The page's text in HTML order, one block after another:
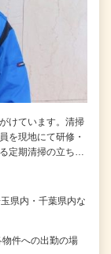
けています。清掃
を現地にて研修・
定期清掃の立ち…
県内・千葉県内な
件への出勤の場